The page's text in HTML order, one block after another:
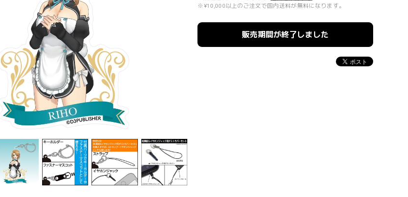
※¥10,000以上のご注文で国内送料が無料になります。
販売期間が終了しました